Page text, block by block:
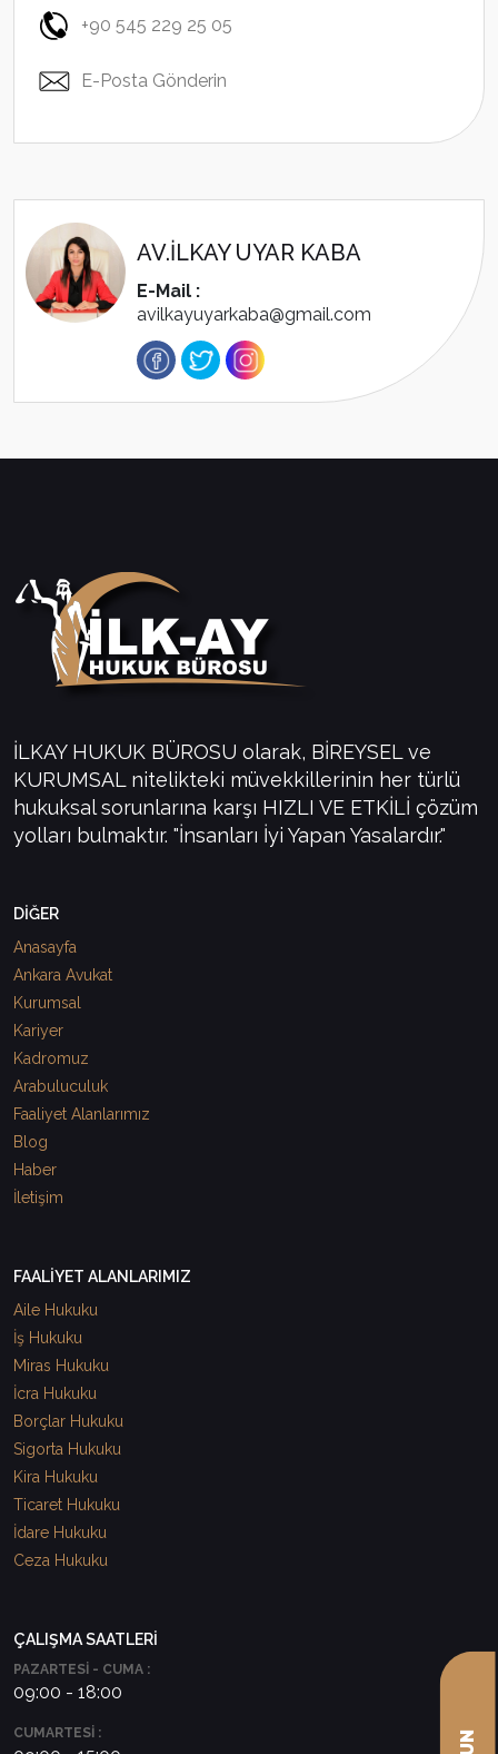
+90 545 229 25 05
E-Posta Gönderin
AV.İLKAY UYAR KABA
E-Mail :
avilkayuyarkaba@gmail.com
İLKAY HUKUK BÜROSU olarak, BİREYSEL ve
KURUMSAL nitelikteki müvekkillerinin her türlü
hukuksal sorunlarına karşı HIZLI VE ETKİLİ çözüm
yolları bulmaktır. "İnsanları İyi Yapan Yasalardır."
DİĞER
Anasayfa
Ankara Avukat
Kurumsal
Kariyer
Kadromuz
Arabuluculuk
Faaliyet Alanlarımız
Blog
Haber
İletişim
FAALİYET ALANLARIMIZ
Aile Hukuku
İş Hukuku
Miras Hukuku
İcra Hukuku
Borçlar Hukuku
Sigorta Hukuku
Kira Hukuku
Ticaret Hukuku
İdare Hukuku
Ceza Hukuku
ÇALIŞMA SAATLERİ
PAZARTESİ - CUMA :
09:00 - 18:00
CUMARTESİ :